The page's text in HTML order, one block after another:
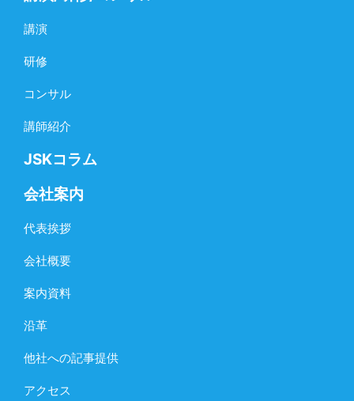
講演
研修
コンサル
講師紹介
JSKコラム
会社案内
代表挨拶
会社概要
案内資料
沿革
他社への記事提供
アクセス